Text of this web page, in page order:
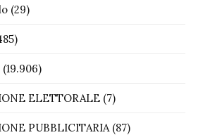
(29)
(19.906)
ELETTORALE(7)
PUBBLICITARIA(87)